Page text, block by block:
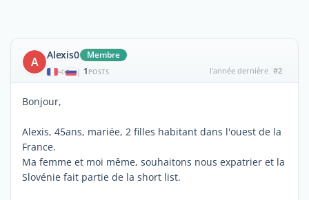
A Alexis0 Membre
| 1 POSTS l'année dernière #2
Bonjour,
Alexis, 45ans, mariée, 2 filles habitant dans l'ouest de la
France.
Ma femme et moi même, souhaitons nous expatrier et la
Slovénie fait partie de la short list.